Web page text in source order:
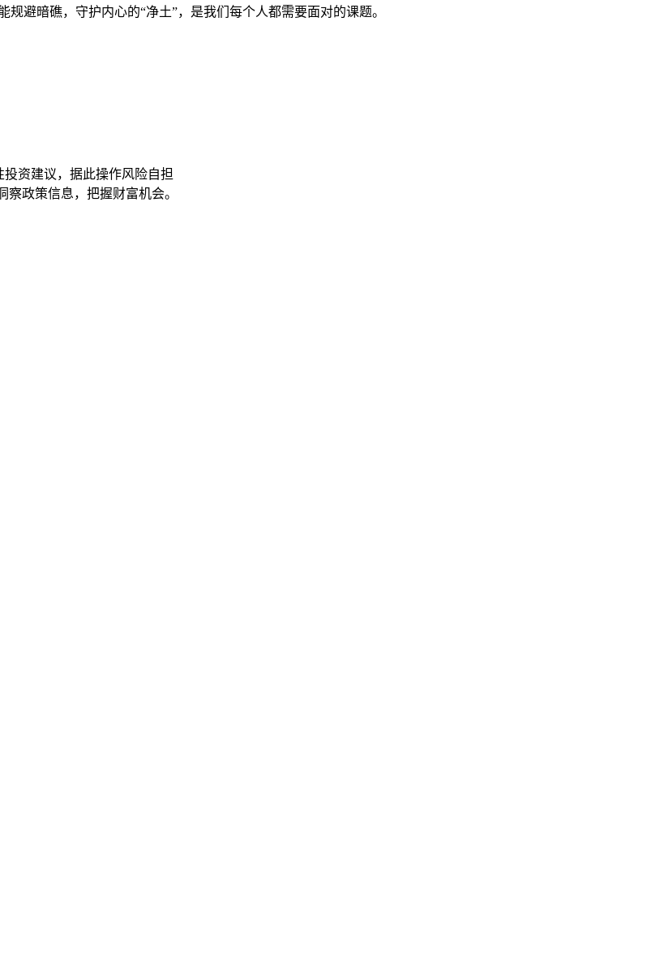
避暗礁，守护内心的“净土”，是我们每个人都需要面对的课题。
资建议，据此操作风险自担
政策信息，把握财富机会。